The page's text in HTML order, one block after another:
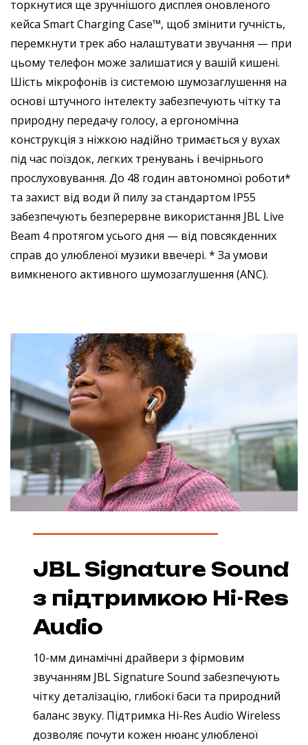
торкнутися ще зручнішого дисплея оновленого
кейса Smart Charging Case™, щоб змінити гучність,
перемкнути трек або налаштувати звучання — при
цьому телефон може залишатися у вашій кишені.
Шість мікрофонів із системою шумозаглушення на
основі штучного інтелекту забезпечують чітку та
природну передачу голосу, а ергономічна
конструкція з ніжкою надійно тримається у вухах
під час поїздок, легких тренувань і вечірнього
прослуховування. До 48 годин автономної роботи*
та захист від води й пилу за стандартом IP55
забезпечують безперервне використання JBL Live
Beam 4 протягом усього дня — від повсякденних
справ до улюбленої музики ввечері. * За умови
вимкненого активного шумозаглушення (ANC).
JBL Signature Sound
з підтримкою Hi-Res
Audio
10-мм динамічні драйвери з фірмовим
звучанням JBL Signature Sound забезпечують
чітку деталізацію, глибокі баси та природний
баланс звуку. Підтримка Hi-Res Audio Wireless
дозволяє почути кожен нюанс улюбленої